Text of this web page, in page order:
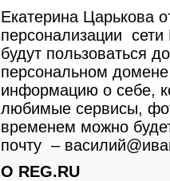
Екатерина Царькова
персонализации
будут пользоваться
персональном
информацию о себе,
любимые сервисы,
временем можно
почту –
О REG.RU